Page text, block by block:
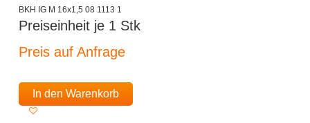
BKH IG M 16x1,5 08 1113 1
Preiseinheit je 1 Stk
Preis auf Anfrage
In den Warenkorb